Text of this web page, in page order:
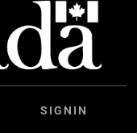
SIGNIN